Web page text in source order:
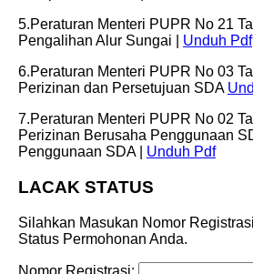
5.Peraturan Menteri PUPR No 21
Pengalihan Alur Sungai | Unduh Pdf
6.Peraturan Menteri PUPR No 03
Perizinan dan Persetujuan SDA
7.Peraturan Menteri PUPR No 02
Perizinan Berusaha Penggunaan
Penggunaan SDA | Unduh Pdf
LACAK STATUS
Silahkan Masukan Nomor
Status Permohonan Anda.
Nomor Registrasi: